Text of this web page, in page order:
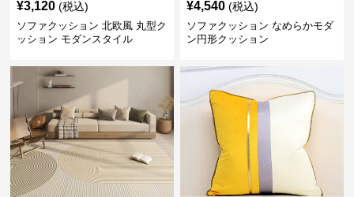
¥3,120 (税込)
ソファクッション 北欧風 丸型ク
ッション モダンスタイル
¥4,540 (税込)
ソファクッション なめらかモダ
ン円形クッション